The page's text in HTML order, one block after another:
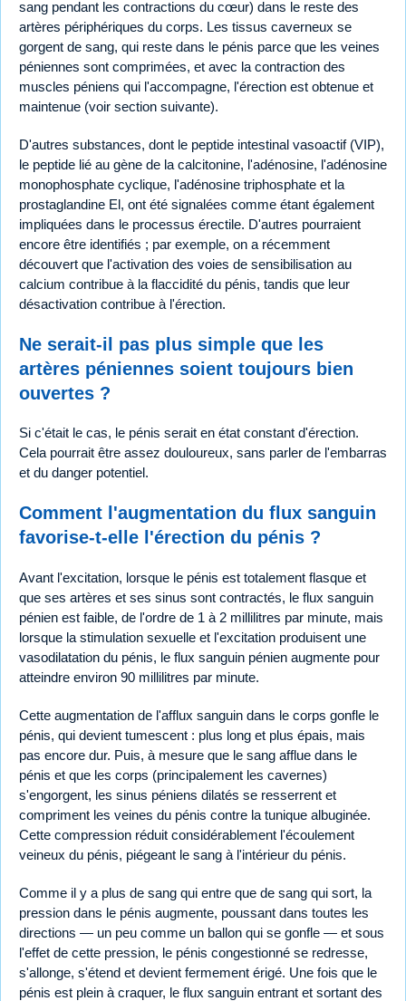
sang pendant les contractions du cœur) dans le reste des
artères périphériques du corps. Les tissus caverneux se
gorgent de sang, qui reste dans le pénis parce que les veines
péniennes sont comprimées, et avec la contraction des
muscles péniens qui l'accompagne, l'érection est obtenue et
maintenue (voir section suivante).
D'autres substances, dont le peptide intestinal vasoactif (VIP),
le peptide lié au gène de la calcitonine, l'adénosine, l'adénosine
monophosphate cyclique, l'adénosine triphosphate et la
prostaglandine El, ont été signalées comme étant également
impliquées dans le processus érectile. D'autres pourraient
encore être identifiés ; par exemple, on a récemment
découvert que l'activation des voies de sensibilisation au
calcium contribue à la flaccidité du pénis, tandis que leur
désactivation contribue à l'érection.
Ne serait-il pas plus simple que les
artères péniennes soient toujours bien
ouvertes ?
Si c'était le cas, le pénis serait en état constant d'érection.
Cela pourrait être assez douloureux, sans parler de l'embarras
et du danger potentiel.
Comment l'augmentation du flux sanguin
favorise-t-elle l'érection du pénis ?
Avant l'excitation, lorsque le pénis est totalement flasque et
que ses artères et ses sinus sont contractés, le flux sanguin
pénien est faible, de l'ordre de 1 à 2 millilitres par minute, mais
lorsque la stimulation sexuelle et l'excitation produisent une
vasodilatation du pénis, le flux sanguin pénien augmente pour
atteindre environ 90 millilitres par minute.
Cette augmentation de l'afflux sanguin dans le corps gonfle le
pénis, qui devient tumescent : plus long et plus épais, mais
pas encore dur. Puis, à mesure que le sang afflue dans le
pénis et que les corps (principalement les cavernes)
s'engorgent, les sinus péniens dilatés se resserrent et
compriment les veines du pénis contre la tunique albuginée.
Cette compression réduit considérablement l'écoulement
veineux du pénis, piégeant le sang à l'intérieur du pénis.
Comme il y a plus de sang qui entre que de sang qui sort, la
pression dans le pénis augmente, poussant dans toutes les
directions — un peu comme un ballon qui se gonfle — et sous
l'effet de cette pression, le pénis congestionné se redresse,
s'allonge, s'étend et devient fermement érigé. Une fois que le
pénis est plein à craquer, le flux sanguin entrant et sortant des